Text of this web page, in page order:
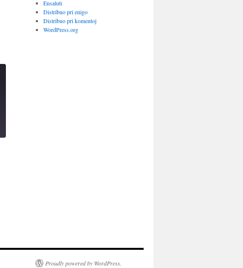
Ensaluti
Distribuo pri enigo
Distribuo pri komentoj
WordPress.org
Proudly powered by WordPress.